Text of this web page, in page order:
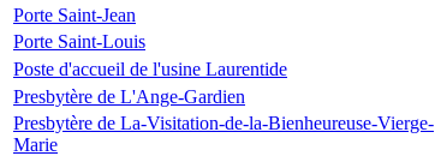
Porte Saint-Jean
Porte Saint-Louis
Poste d'accueil de l'usine Laurentide
Presbytère de L'Ange-Gardien
Presbytère de La-Visitation-de-la-Bienheureuse-Vierge-
Marie